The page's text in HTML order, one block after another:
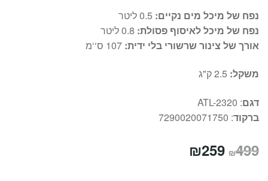
נפח של מיכל מים נקיים:
נפח של מיכל לאיסוף פסולת:
אורך של צינור שרשורי בלי ידית:
משקל:
דגם: ATL-2320
ברקוד: 7290020071750
₪499 המחיר
₪259